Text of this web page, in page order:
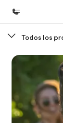
Bienvenido a EF
Programas
Ver todo lo que
Oficinas
Todos los